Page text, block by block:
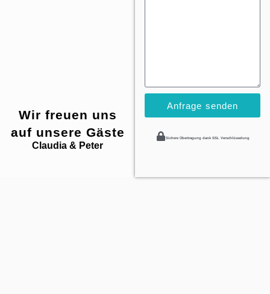
Wir freuen uns
auf unsere Gäste
Claudia & Peter
Anfrage senden
Sichere Übertragung dank SSL Verschlüsselung